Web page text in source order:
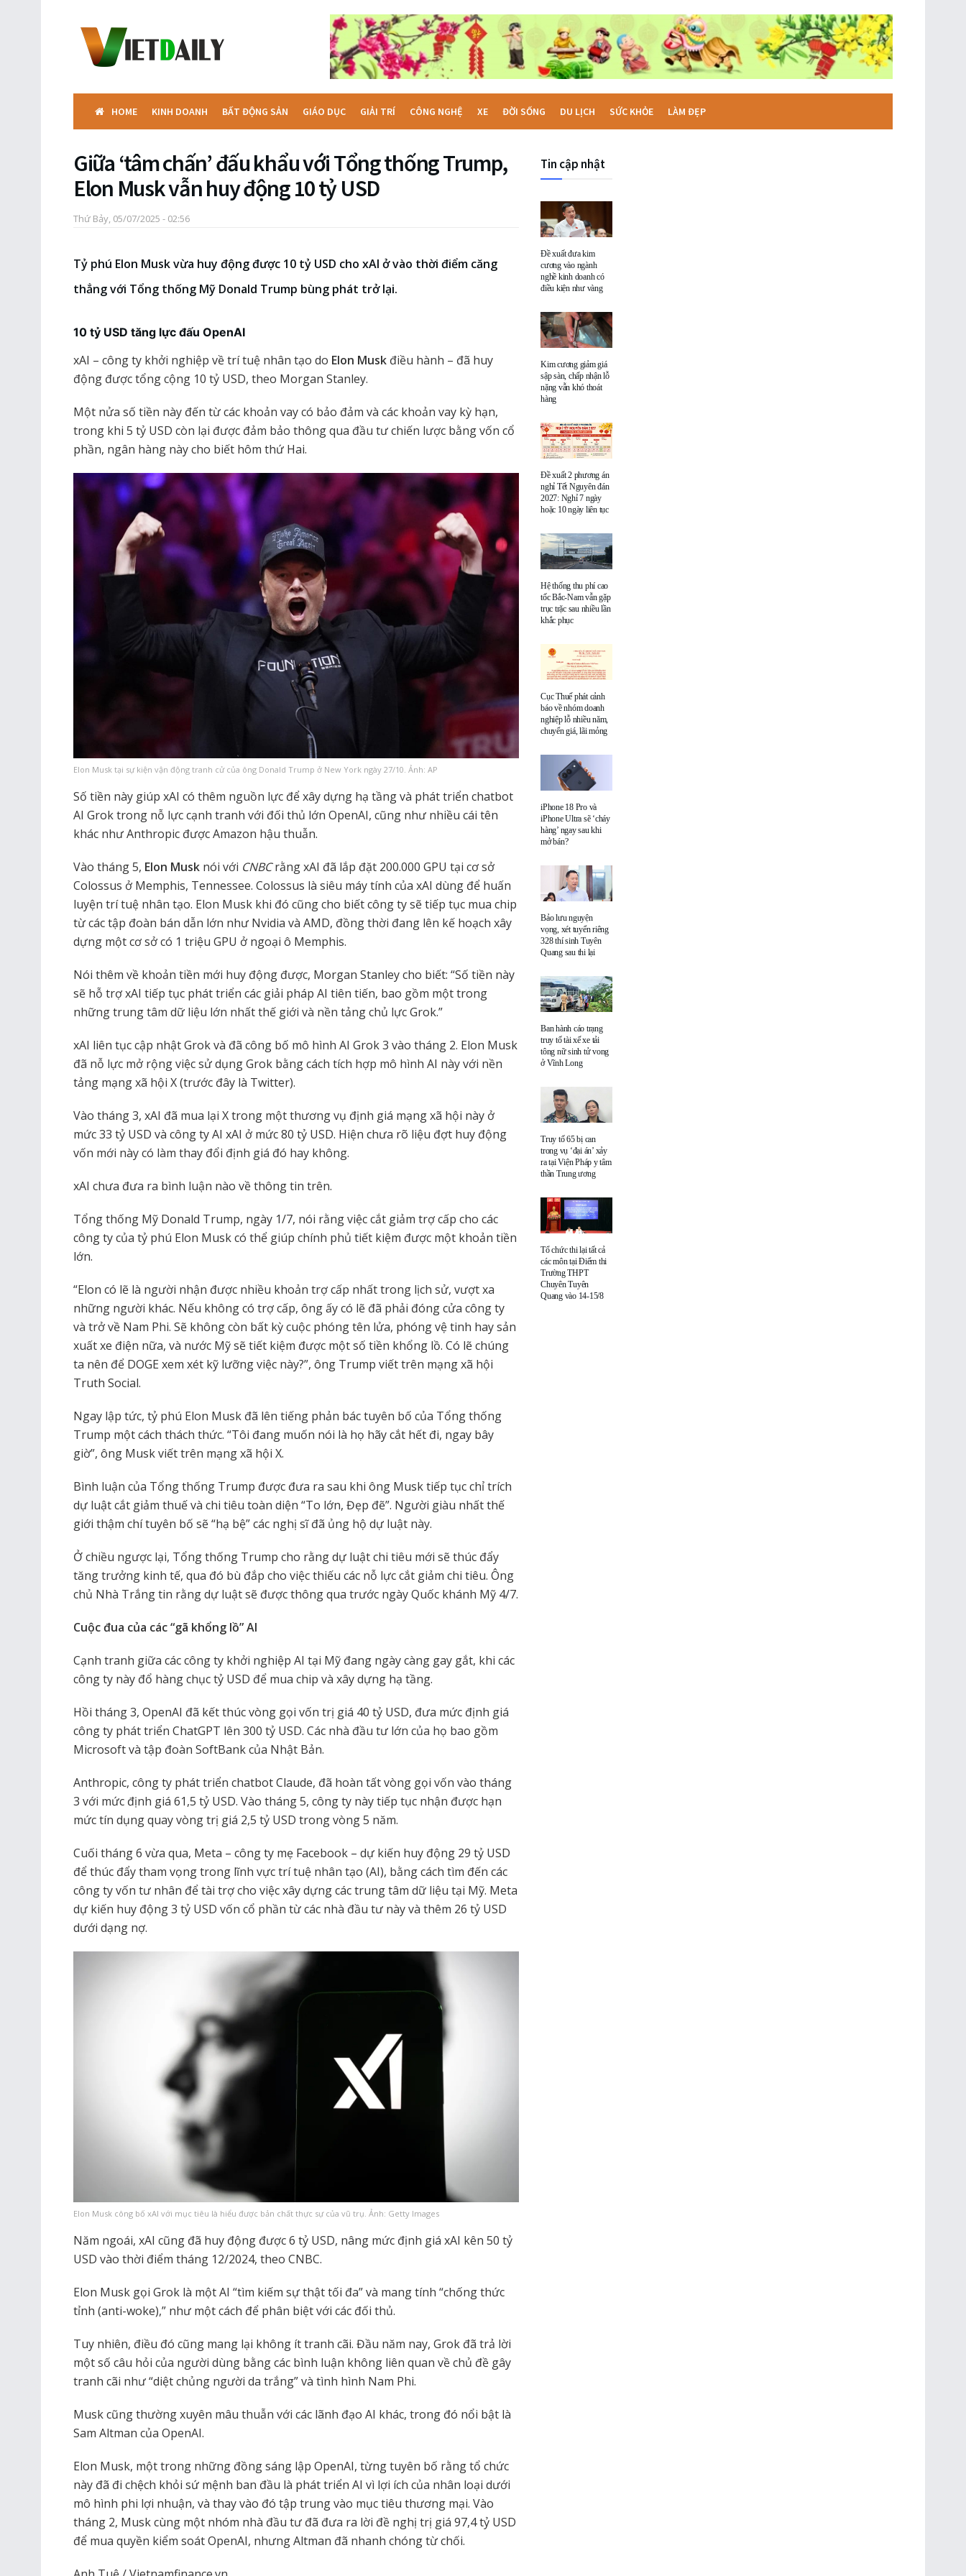
HOME KINH DOANH BẤT ĐỘNG SẢN GIÁO DỤC GIẢI TRÍ CÔNG NGHỆ XE ĐỜI SỐNG DU LỊCH SỨC KHỎE LÀM ĐẸP
Giữa ‘tâm chấn’ đấu khẩu với Tổng thống Trump,
Elon Musk vẫn huy động 10 tỷ USD
Thứ Bảy, 05/07/2025 - 02:56
Tỷ phú Elon Musk vừa huy động được 10 tỷ USD cho xAI ở vào thời điểm căng
thẳng với Tổng thống Mỹ Donald Trump bùng phát trở lại.
10 tỷ USD tăng lực đấu OpenAI
xAI – công ty khởi nghiệp về trí tuệ nhân tạo do Elon Musk điều hành – đã huy
động được tổng cộng 10 tỷ USD, theo Morgan Stanley.
Một nửa số tiền này đến từ các khoản vay có bảo đảm và các khoản vay kỳ hạn,
trong khi 5 tỷ USD còn lại được đảm bảo thông qua đầu tư chiến lược bằng vốn cổ
phần, ngân hàng này cho biết hôm thứ Hai.
Elon Musk tại sự kiện vận động tranh cử của ông Donald Trump ở New York ngày 27/10. Ảnh: AP
Số tiền này giúp xAI có thêm nguồn lực để xây dựng hạ tầng và phát triển chatbot
AI Grok trong nỗ lực cạnh tranh với đối thủ lớn OpenAI, cũng như nhiều cái tên
khác như Anthropic được Amazon hậu thuẫn.
Vào tháng 5, Elon Musk nói với CNBCrằng xAI đã lắp đặt 200.000 GPU tại cơ sở
Colossus ở Memphis, Tennessee. Colossus là siêu máy tính của xAI dùng để huấn
luyện trí tuệ nhân tạo. Elon Musk khi đó cũng cho biết công ty sẽ tiếp tục mua chip
từ các tập đoàn bán dẫn lớn như Nvidia và AMD, đồng thời đang lên kế hoạch xây
dựng một cơ sở có 1 triệu GPU ở ngoại ô Memphis.
Nói thêm về khoản tiền mới huy động được, Morgan Stanley cho biết: “Số tiền này
sẽ hỗ trợ xAI tiếp tục phát triển các giải pháp AI tiên tiến, bao gồm một trong
những trung tâm dữ liệu lớn nhất thế giới và nền tảng chủ lực Grok.”
xAI liên tục cập nhật Grok và đã công bố mô hình AI Grok 3 vào tháng 2. Elon Musk
đã nỗ lực mở rộng việc sử dụng Grok bằng cách tích hợp mô hình AI này với nền
tảng mạng xã hội X (trước đây là Twitter).
Vào tháng 3, xAI đã mua lại X trong một thương vụ định giá mạng xã hội này ở
mức 33 tỷ USD và công ty AI xAI ở mức 80 tỷ USD. Hiện chưa rõ liệu đợt huy động
vốn mới này có làm thay đổi định giá đó hay không.
xAI chưa đưa ra bình luận nào về thông tin trên.
Tổng thống Mỹ Donald Trump, ngày 1/7, nói rằng việc cắt giảm trợ cấp cho các
công ty của tỷ phú Elon Musk có thể giúp chính phủ tiết kiệm được một khoản tiền
lớn.
“Elon có lẽ là người nhận được nhiều khoản trợ cấp nhất trong lịch sử, vượt xa
những người khác. Nếu không có trợ cấp, ông ấy có lẽ đã phải đóng cửa công ty
và trở về Nam Phi. Sẽ không còn bất kỳ cuộc phóng tên lửa, phóng vệ tinh hay sản
xuất xe điện nữa, và nước Mỹ sẽ tiết kiệm được một số tiền khổng lồ. Có lẽ chúng
ta nên để DOGE xem xét kỹ lưỡng việc này?”, ông Trump viết trên mạng xã hội
Truth Social.
Ngay lập tức, tỷ phú Elon Musk đã lên tiếng phản bác tuyên bố của Tổng thống
Trump một cách thách thức. “Tôi đang muốn nói là họ hãy cắt hết đi, ngay bây
giờ”, ông Musk viết trên mạng xã hội X.
Bình luận của Tổng thống Trump được đưa ra sau khi ông Musk tiếp tục chỉ trích
dự luật cắt giảm thuế và chi tiêu toàn diện “To lớn, Đẹp đẽ”. Người giàu nhất thế
giới thậm chí tuyên bố sẽ “hạ bệ” các nghị sĩ đã ủng hộ dự luật này.
Ở chiều ngược lại, Tổng thống Trump cho rằng dự luật chi tiêu mới sẽ thúc đẩy
tăng trưởng kinh tế, qua đó bù đắp cho việc thiếu các nỗ lực cắt giảm chi tiêu. Ông
chủ Nhà Trắng tin rằng dự luật sẽ được thông qua trước ngày Quốc khánh Mỹ 4/7.
Cuộc đua của các “gã khổng lồ” AI
Cạnh tranh giữa các công ty khởi nghiệp AI tại Mỹ đang ngày càng gay gắt, khi các
công ty này đổ hàng chục tỷ USD để mua chip và xây dựng hạ tầng.
Hồi tháng 3, OpenAI đã kết thúc vòng gọi vốn trị giá 40 tỷ USD, đưa mức định giá
công ty phát triển ChatGPT lên 300 tỷ USD. Các nhà đầu tư lớn của họ bao gồm
Microsoft và tập đoàn SoftBank của Nhật Bản.
Anthropic, công ty phát triển chatbot Claude, đã hoàn tất vòng gọi vốn vào tháng
3 với mức định giá 61,5 tỷ USD. Vào tháng 5, công ty này tiếp tục nhận được hạn
mức tín dụng quay vòng trị giá 2,5 tỷ USD trong vòng 5 năm.
Cuối tháng 6 vừa qua, Meta – công ty mẹ Facebook – dự kiến huy động 29 tỷ USD
để thúc đẩy tham vọng trong lĩnh vực trí tuệ nhân tạo (AI), bằng cách tìm đến các
công ty vốn tư nhân để tài trợ cho việc xây dựng các trung tâm dữ liệu tại Mỹ. Meta
dự kiến huy động 3 tỷ USD vốn cổ phần từ các nhà đầu tư này và thêm 26 tỷ USD
dưới dạng nợ.
Elon Musk công bố xAI với mục tiêu là hiểu được bản chất thực sự của vũ trụ. Ảnh: Getty Images
Năm ngoái, xAI cũng đã huy động được 6 tỷ USD, nâng mức định giá xAI kên 50 tỷ
USD vào thời điểm tháng 12/2024, theo CNBC.
Elon Musk gọi Grok là một AI “tìm kiếm sự thật tối đa” và mang tính “chống thức
tỉnh (anti-woke),” như một cách để phân biệt với các đối thủ.
Tuy nhiên, điều đó cũng mang lại không ít tranh cãi. Đầu năm nay, Grok đã trả lời
một số câu hỏi của người dùng bằng các bình luận không liên quan về chủ đề gây
tranh cãi như “diệt chủng người da trắng” và tình hình Nam Phi.
Musk cũng thường xuyên mâu thuẫn với các lãnh đạo AI khác, trong đó nổi bật là
Sam Altman của OpenAI.
Elon Musk, một trong những đồng sáng lập OpenAI, từng tuyên bố rằng tổ chức
này đã đi chệch khỏi sứ mệnh ban đầu là phát triển AI vì lợi ích của nhân loại dưới
mô hình phi lợi nhuận, và thay vào đó tập trung vào mục tiêu thương mại. Vào
tháng 2, Musk cùng một nhóm nhà đầu tư đã đưa ra lời đề nghị trị giá 97,4 tỷ USD
để mua quyền kiểm soát OpenAI, nhưng Altman đã nhanh chóng từ chối.
Tin cập nhật
Đề xuất đưa kim
cương vào ngành
nghề kinh doanh có
điều kiện như vàng
Kim cương giảm giá
sập sàn, chấp nhận lỗ
nặng vẫn khó thoát
hàng
Đề xuất 2 phương án
nghỉ Tết Nguyên đán
2027: Nghỉ 7 ngày
hoặc 10 ngày liên tục
Hệ thống thu phí cao
tốc Bắc-Nam vẫn gặp
trục trặc sau nhiều lần
khắc phục
Cục Thuế phát cảnh
báo về nhóm doanh
nghiệp lỗ nhiều năm,
chuyển giá, lãi mỏng
iPhone 18 Pro và
iPhone Ultra sẽ ‘cháy
hàng’ ngay sau khi
mở bán?
Bảo lưu nguyện
vọng, xét tuyển riêng
328 thí sinh Tuyên
Quang sau thi lại
Ban hành cáo trạng
truy tố tài xế xe tải
tông nữ sinh tử vong
ở Vĩnh Long
Truy tố 65 bị can
trong vụ ‘đại án’ xảy
ra tại Viện Pháp y tâm
thần Trung ương
Tổ chức thi lại tất cả
các môn tại Điểm thi
Trường THPT
Chuyên Tuyên
Quang vào 14-15/8